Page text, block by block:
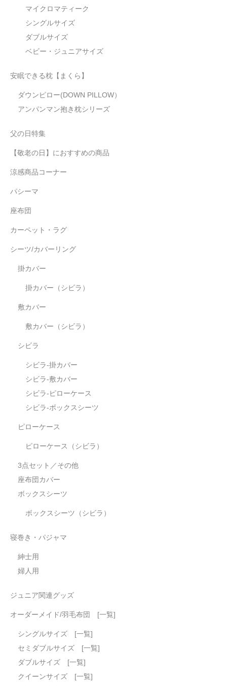
マイクロマティーク
シングルサイズ
ダブルサイズ
ベビー・ジュニアサイズ
安眠できる枕【まくら】
ダウンピロー(DOWN PILLOW）
アンパンマン抱き枕シリーズ
父の日特集
【敬老の日】におすすめの商品
涼感商品コーナー
パシーマ
座布団
カーペット・ラグ
シーツ/カバーリング
掛カバー
掛カバー（シビラ）
敷カバー
敷カバー（シビラ）
シビラ
シビラ-掛カバー
シビラ-敷カバー
シビラ-ピローケース
シビラ-ボックスシーツ
ピローケース
ピローケース（シビラ）
3点セット／その他
座布団カバー
ボックスシーツ
ボックスシーツ（シビラ）
寝巻き・パジャマ
紳士用
婦人用
ジュニア関連グッズ
オーダーメイド/羽毛布団 [一覧]
シングルサイズ [一覧]
セミダブルサイズ [一覧]
ダブルサイズ [一覧]
クイーンサイズ [一覧]